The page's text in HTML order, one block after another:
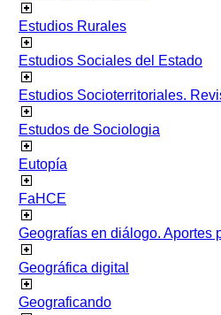
Estudios Rurales
Estudios Sociales del Estado
Estudios Socioterritoriales.
Estudos de Sociologia
Eutopía
FaHCE
Geografías en diálogo. Aportes
Geográfica digital
Geograficando